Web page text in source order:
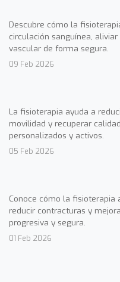
Descubre cómo la
circulación sanguínea,
vascular de forma segura.
09 Feb 2026
La fisioterapia ayuda a
movilidad y recuperar
personalizados y activos.
05 Feb 2026
Conoce cómo la fisioterapia
reducir contracturas y
progresiva y segura.
01 Feb 2026